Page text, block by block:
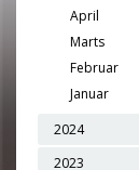
April
Marts
Februar
Januar
2024
2023